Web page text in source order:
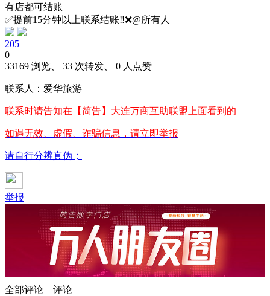
有店都可结账
✅提前15分钟以上联系结账‼️❌@所有人
205
0
33169 浏览、 33 次转发、 0 人点赞
联系人：爱华旅游
联系时请告知在 【简告】大连万商互助联盟 上面看到的
如遇无效、虚假、诈骗信息，请立即举报
请自行分辨真伪；
举报
全部评论
评论